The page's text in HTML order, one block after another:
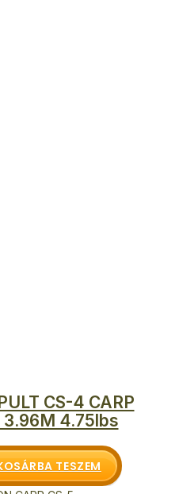
CS-4 CARP
3.96M 4.75lbs
TESZEM